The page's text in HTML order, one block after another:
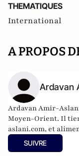
THEMATIQUES
International
A PROPOS
Ardavan
Ardavan Amir-
Moyen-Orient. Il
aslani.com, et
@a_amir_aslani.
SUIVRE